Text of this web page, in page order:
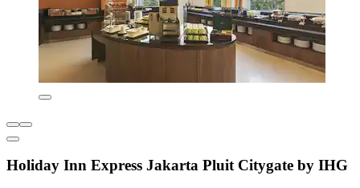
Holiday Inn Express Jakarta Pluit Citygate by IHG